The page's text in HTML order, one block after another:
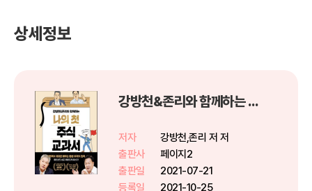
상세정보
강방천&존리와 함께하는 나의 첫 주식 교과서
저자
강방천,존리 저 저
출판사
페이지2
출판일
2021-07-21
등록일
2021-10-25